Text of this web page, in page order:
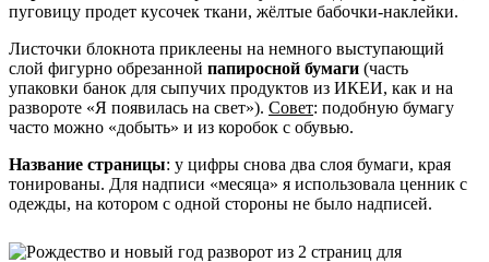
пуговицу продет кусочек ткани, жёлтые бабочки-наклейки.
Листочки блокнота приклеены на немного выступающий
слой фигурно обрезанной папиросной бумаги (часть
упаковки банок для сыпучих продуктов из ИКЕИ, как и на
развороте «Я появилась на свет»). Совет: подобную бумагу
часто можно «добыть» и из коробок с обувью.
Название страницы: у цифры снова два слоя бумаги, края
тонированы. Для надписи «месяца» я использовала ценник с
одежды, на котором с одной стороны не было надписей.